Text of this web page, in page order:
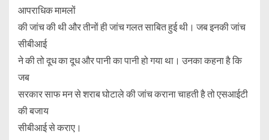
आपराधिक मामलों
की जांच की थी और तीनों ही जांच गलत साबित हुई थी। जब इनकी जांच
सीबीआई
ने की तो दूध का दूध और पानी का पानी हो गया था। उनका कहना है कि
जब
सरकार साफ मन से शराब घोटाले की जांच कराना चाहती है तो एसआईटी
की बजाय
सीबीआई से कराए।